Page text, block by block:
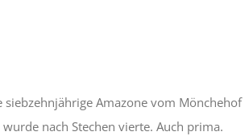
Amazone vom
nach Stechen vierte. Auch prima.